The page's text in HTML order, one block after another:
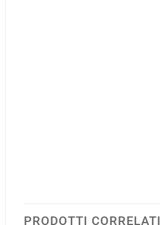
PRODOTTI CORRELATI